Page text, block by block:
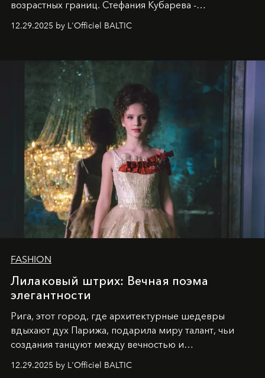
возрастных границ. Стефания Кубарева -
десятилетняя обладательница невероятной
харизмы, чье имя уже украшает обложки
2025
и LUXIA June 2025, представляет собой
уникальное явление современной культуры.
12.29.2025 by L'Officiel BALTIC
FASHION
Лилаковый штрих: Вечная поэма
элегантности
Рига, этот город, где архитектурные шедевры
вдыхают дух Парижа, подарила миру талант, чьи
создания танцуют между вечностью и
современностью.
12.29.2025 by L'Officiel BALTIC